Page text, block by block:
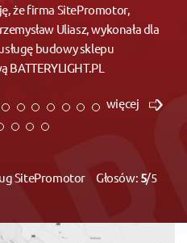
że firma SitePromotor,
Uliasz, wykonała dla
budowy sklepu
więcej
SitePromotor Głosów: 5/5